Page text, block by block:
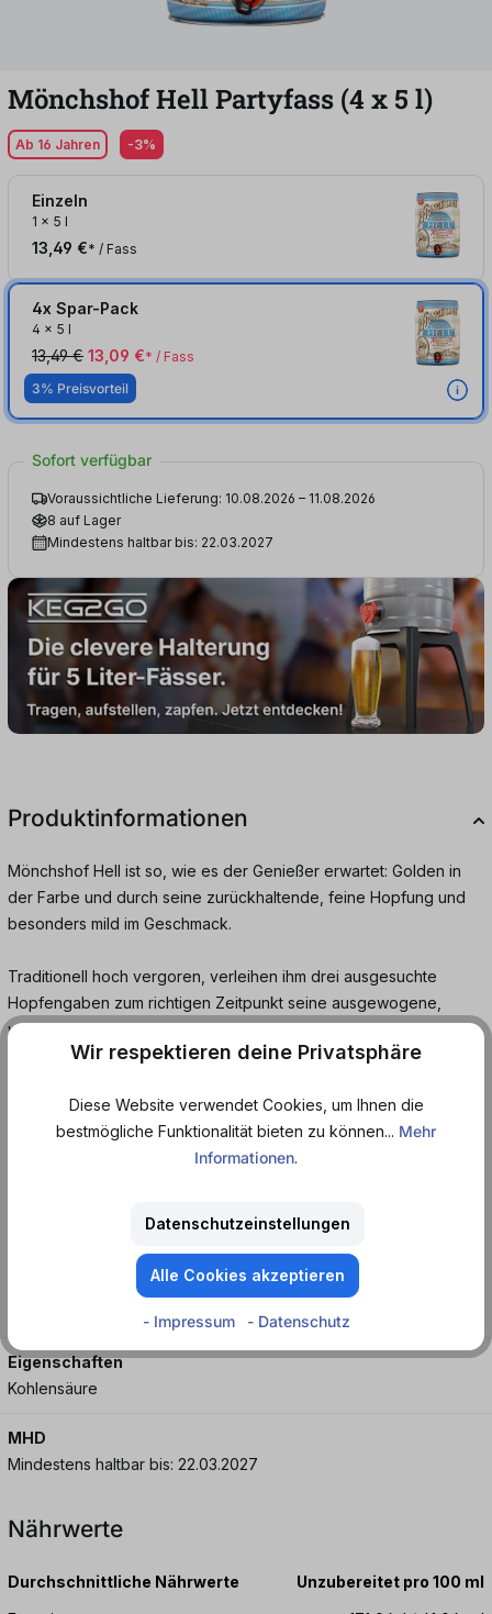
Mönchshof Hell Partyfass (4 x 5 l)
Ab 16 Jahren -3%
Einzeln
1 x 5 l
13,49 €* / Fass
4x Spar-Pack
4 x 5 l
13,49 € 13,09 €* / Fass
3% Preisvorteil
Sofort verfügbar
Voraussichtliche Lieferung: 10.08.2026 – 11.08.2026
8 auf Lager
Mindestens haltbar bis: 22.03.2027
Produktinformationen
Mönchshof Hell ist so, wie es der Genießer erwartet: Golden in
der Farbe und durch seine zurückhaltende, feine Hopfung und
besonders mild im Geschmack.
Traditionell hoch vergoren, verleihen ihm drei ausgesuchte
Hopfengaben zum richtigen Zeitpunkt seine ausgewogene,
weiche Note – Bittere ist kaum spürbar. Ein genussvoller Teil
bayerischer Lebens- und Bierkultur!
Für den großen Durst jetzt im 5 Liter Partyfass - perfekt um auch
unterwegs den Geschmack des frisch gezapften Mönchshof Hell
Eigenschaften
Kohlensäure
MHD
Mindestens haltbar bis: 22.03.2027
Nährwerte
Durchschnittliche Nährwerte
Unzubereitet pro 100 ml
Wir respektieren deine Privatsphäre
Diese Website verwendet Cookies, um Ihnen die
bestmögliche Funktionalität bieten zu können... Mehr
Informationen.
Datenschutzeinstellungen
Alle Cookies akzeptieren
- Impressum - Datenschutz